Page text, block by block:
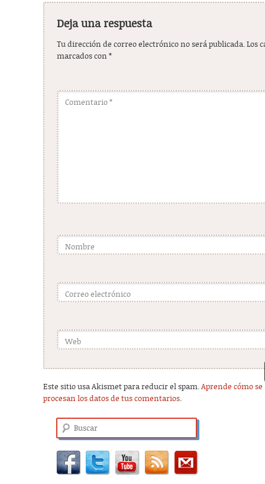
Deja una respuesta
Tu dirección de correo electrónico no será publicada. Los
marcados con*
Comentario*
Nombre
Correo electrónico
Web
Este sitio usa Akismet para reducir el spam.Aprende cómo se
procesan los datos de tus comentarios.
Buscar